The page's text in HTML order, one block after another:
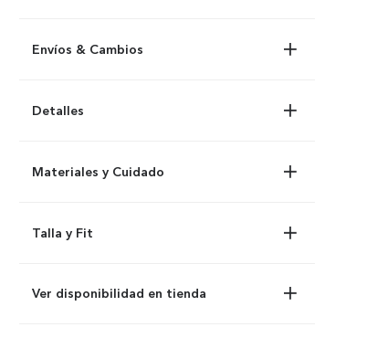
Envíos & Cambios
Detalles
Materiales y Cuidado
Talla y Fit
Ver disponibilidad en tienda